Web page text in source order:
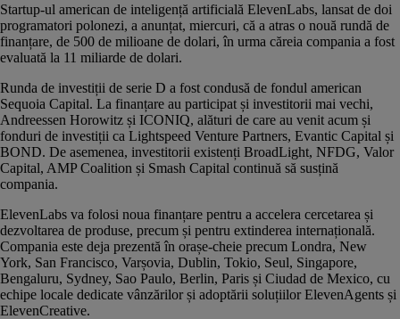
Startup-ul american de inteligență artificială ElevenLabs, lansat de doi
programatori polonezi, a anunțat, miercuri, că a atras o nouă rundă de
finanțare, de 500 de milioane de dolari, în urma căreia compania a fost
evaluată la 11 miliarde de dolari.
Runda de investiții de serie D a fost condusă de fondul american
Sequoia Capital. La finanțare au participat și investitorii mai vechi,
Andreessen Horowitz și ICONIQ, alături de care au venit acum și
fonduri de investiții ca Lightspeed Venture Partners, Evantic Capital și
BOND. De asemenea, investitorii existenți BroadLight, NFDG, Valor
Capital, AMP Coalition și Smash Capital continuă să susțină
compania.
ElevenLabs va folosi noua finanțare pentru a accelera cercetarea și
dezvoltarea de produse, precum și pentru extinderea internațională.
Compania este deja prezentă în orașe-cheie precum Londra, New
York, San Francisco, Varșovia, Dublin, Tokio, Seul, Singapore,
Bengaluru, Sydney, Sao Paulo, Berlin, Paris și Ciudad de Mexico, cu
echipe locale dedicate vânzărilor și adoptării soluțiilor ElevenAgents și
ElevenCreative.